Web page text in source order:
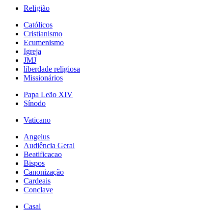
Religião
Católicos
Cristianismo
Ecumenismo
Igreja
JMJ
liberdade religiosa
Missionários
Papa Leão XIV
Sínodo
Vaticano
Angelus
Audiência Geral
Beatificacao
Bispos
Canonização
Cardeais
Conclave
Casal